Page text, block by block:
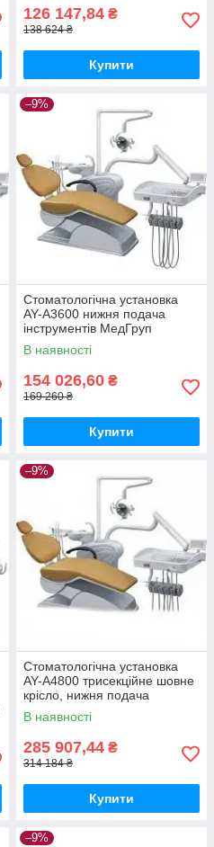
126 147,84 ₴
138 624 ₴
Купити
–9%
Стоматологічна установка
AY-A3600 нижня подача
інструментів МедГруп
В наявності
154 026,60 ₴
169 260 ₴
Купити
–9%
Стоматологічна установка
AY-A4800 трисекційне шовне
крісло, нижня подача
інструментів МедГруп
В наявності
285 907,44 ₴
314 184 ₴
Купити
–9%